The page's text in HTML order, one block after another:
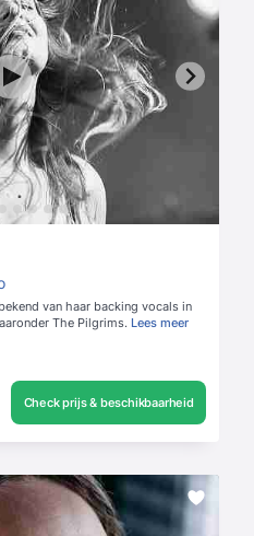
van haar backing vocals in
The Pilgrims. Lees meer
Check prijs & beschikbaarheid